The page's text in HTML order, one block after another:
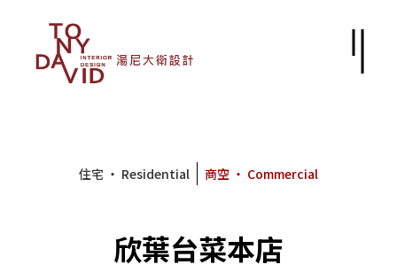
住宅 ‧ Residential 商空 ‧ Commercial
欣葉台菜本店